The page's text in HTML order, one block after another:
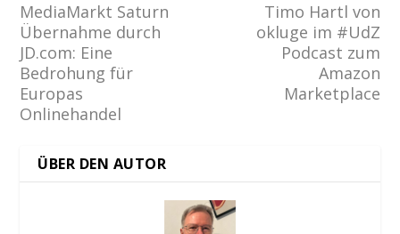
MediaMarkt Saturn
Übernahme durch
JD.com: Eine
Bedrohung für
Europas
Onlinehandel
Timo Hartl von
okluge im #UdZ
Podcast zum
Amazon
Marketplace
ÜBER DEN AUTOR